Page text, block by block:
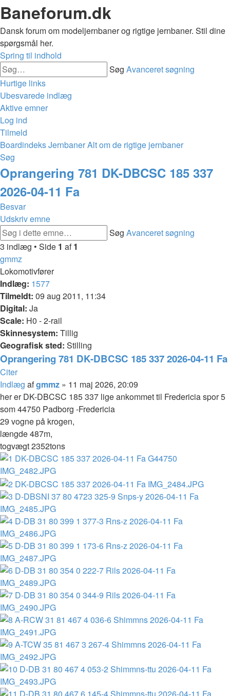
Baneforum.dk
Dansk forum om modeljernbaner og rigtige jernbaner. Stil dine
spørgsmål her.
Spring til indhold
Søg Avanceret søgning
Hurtige links
Ubesvarede indlæg
Aktive emner
Log ind
Tilmeld
BoardindeksJernbanerAlt om de rigtige jernbaner
Søg
Oprangering 781 DK-DBCSC 185 337
2026-04-11 Fa
Besvar
Udskriv emne
Søg Avanceret søgning
3 indlæg • Side 1 af1
gmmz
Lokomotivfører
Indlæg: 1577
Tilmeldt: 09 aug 2011, 11:34
Digital: Ja
Scale: H0 - 2-rail
Skinnesystem: Tillig
Geografisk sted: Stilling
Oprangering 781 DK-DBCSC 185 337 2026-04-11 Fa
Citer
Indlæg afgmmz » 11 maj 2026, 20:09
her er DK-DBCSC 185 337 lige ankommet til Fredericia spor 5
som 44750 Padborg -Fredericia
29 vogne på krogen,
længde 487m,
togvægt 2352tons